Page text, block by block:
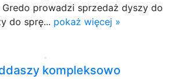
prowadzi sprzedaż dyszy do
do sprę... pokaż więcej »
kompleksowo